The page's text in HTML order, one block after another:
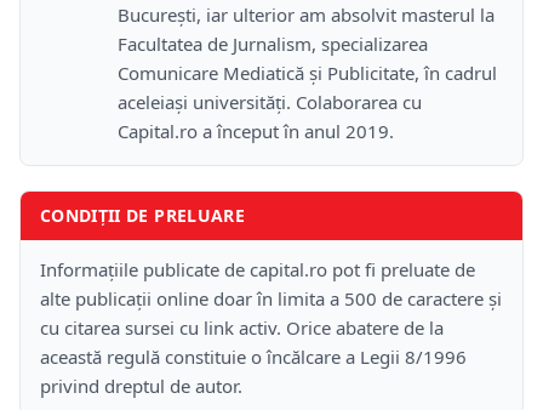
București, iar ulterior am absolvit masterul la
Facultatea de Jurnalism, specializarea
Comunicare Mediatică și Publicitate, în cadrul
aceleiași universități. Colaborarea cu
Capital.ro a început în anul 2019.
CONDIȚII DE PRELUARE
Informațiile publicate de capital.ro pot fi preluate de
alte publicații online doar în limita a 500 de caractere și
cu citarea sursei cu link activ. Orice abatere de la
această regulă constituie o încălcare a Legii 8/1996
privind dreptul de autor.